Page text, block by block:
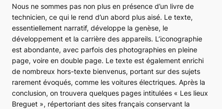
Nous ne sommes pas non plus en présence d’un livre de
technicien, ce qui le rend d’un abord plus aisé. Le texte,
essentiellement narratif, développe la genèse, le
développement et la carrière des appareils. L’iconographie
est abondante, avec parfois des photographies en pleine
page, voire en double page. Le texte est également enrichi
de nombreux hors-texte bienvenus, portant sur des sujets
rarement évoqués, comme les voitures électriques. Après la
conclusion, on trouvera quelques pages intitulées « Les lieux
Breguet », répertoriant des sites français conservant la